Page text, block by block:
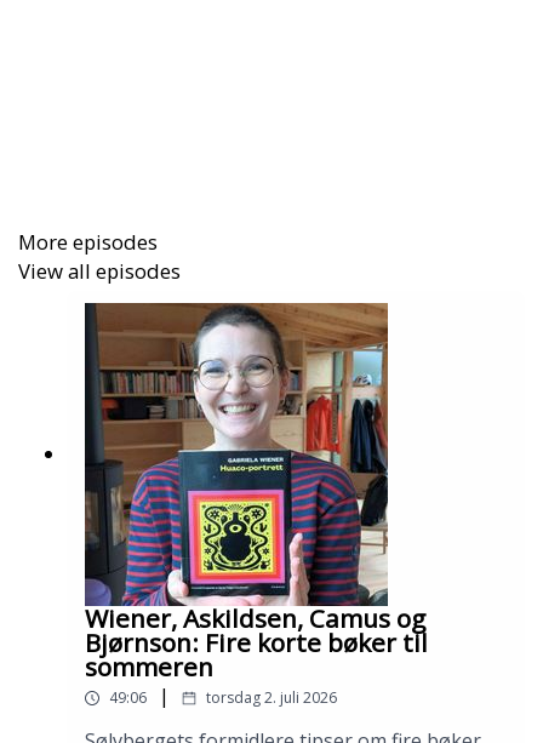
More episodes
View all episodes
Wiener, Askildsen, Camus og
Bjørnson: Fire korte bøker til
sommeren
49:06 | torsdag 2. juli 2026